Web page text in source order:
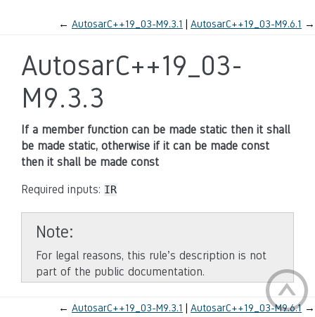
← AutosarC++19_03-M9.3.1 AutosarC++19_03-M9.6.1 →
AutosarC++19_03-
M9.3.3
If a member function can be made static then it shall
be made static, otherwise if it can be made const
then it shall be made const
Required inputs: IR
Note
For legal reasons, this rule’s description is not
part of the public documentation.
← AutosarC++19_03-M9.3.1 AutosarC++19_03-M9.6.1→